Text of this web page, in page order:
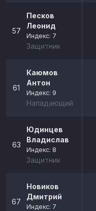
57
Песков
Леонид
Индекс: 7
Защитник
61
Каюмов
Антон
Индекс: 9
Нападающий
63
Юдинцев
Владислав
Индекс: 8
Защитник
67
Новиков
Дмитрий
Индекс: 7